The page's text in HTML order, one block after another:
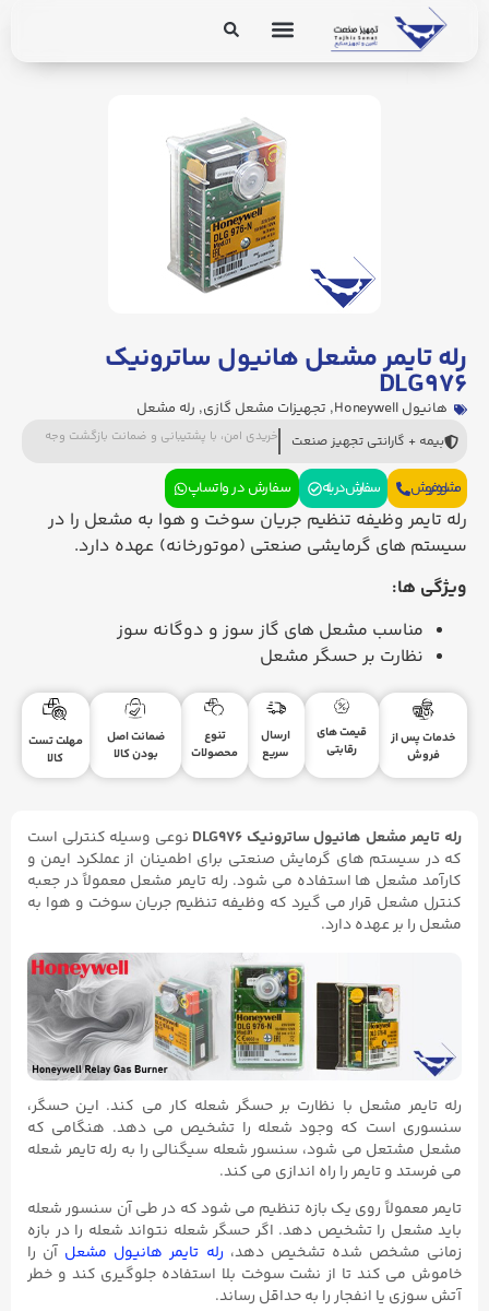
رله تایمر مشعل هانیول ساترونیک
DLG۹۷۶
هانیول Honeywell , تجهیزات مشعل گازی, رله مشعل
بیمه + گارانتی تجهیز صنعت خریدی امن، با پشتیبانی و ضمانت بازگشت وجه
مشاوره فروش سفارش در بله سفارش در واتساپ
رله تایمر وظیفه تنظیم جریان سوخت و هوا به مشعل را در
سیستم های گرمایشی صنعتی (موتورخانه) عهده دارد.
ویژگی ها:
مناسب مشعل های گاز سوز و دوگانه سوز
نظارت بر حسگر مشعل
خدمات پس از
فروش
قیمت های
رقابتی
ارسال
سریع
تنوع
محصولات
ضمانت اصل
بودن کالا
مهلت تست
کالا
رله تایمر مشعل هانیول ساترونیک DLG976
نوعی وسیله کنترلی است
که در سیستم های گرمایش صنعتی برای اطمینان از عملکرد ایمن و
کارآمد مشعل ها استفاده می شود. رله تایمر مشعل معمولاً در جعبه
کنترل مشعل قرار می گیرد که وظیفه تنظیم جریان سوخت و هوا به
مشعل را بر عهده دارد.
رله تایمر مشعل با نظارت بر حسگر شعله کار می کند. این حسگر،
سنسوری است که وجود شعله را تشخیص می دهد. هنگامی که
مشعل مشتعل می شود، سنسور شعله سیگنالی را به رله تایمر شعله
می فرستد و تایمر را راه اندازی می کند.
تایمر معمولاً روی یک بازه تنظیم می شود که در طی آن سنسور شعله
باید مشعل را تشخیص دهد. اگر حسگر شعله نتواند شعله را در بازه
زمانی مشخص شده تشخیص دهد، رله تایمر هانیول مشعل آن را
خاموش می کند تا از نشت سوخت بلا استفاده جلوگیری کند و خطر
آتش سوزی یا انفجار را به حداقل رساند.